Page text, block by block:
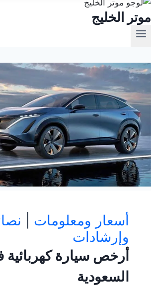
موتر الخليج
أسعار ومعلومات
وإرشادات
أرخص سيارة كهربائية
السعودية